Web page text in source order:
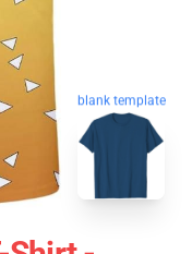
blank template